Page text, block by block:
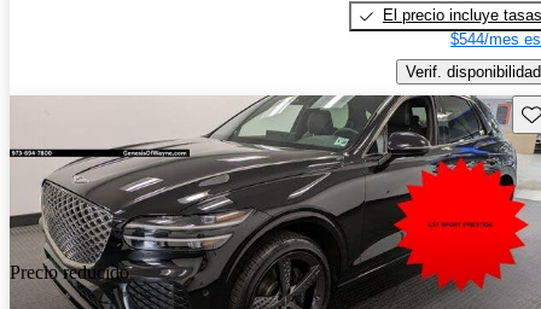
El precio incluye tasas
$544/mes
Verif. disponibilidad
Precio reducido